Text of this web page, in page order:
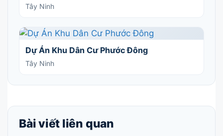
Tây Ninh
Dự Án Khu Dân Cư Phước Đông
Tây Ninh
Bài viết liên quan